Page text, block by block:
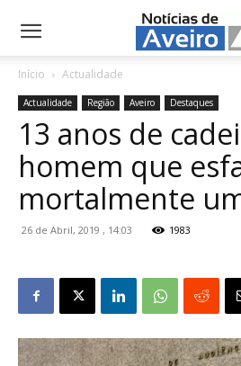
NotíciasdeAveiro.pt
Início Actualidade
Actualidade Região Aveiro Destaques
13 anos de
homem que
mortalmente
26 de Abril, 2019 , 14:03 1983